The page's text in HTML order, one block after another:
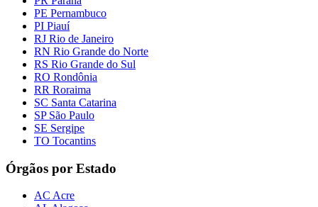
PE Pernambuco
PI Piauí
RJ Rio de Janeiro
RN Rio Grande do Norte
RS Rio Grande do Sul
RO Rondônia
RR Roraima
SC Santa Catarina
SP São Paulo
SE Sergipe
TO Tocantins
Órgãos por Estado
AC Acre